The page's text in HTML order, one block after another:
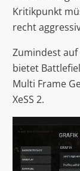
Kritikpunkt
recht
Zumindest auf
bietet
Multi Frame
XeSS 2.